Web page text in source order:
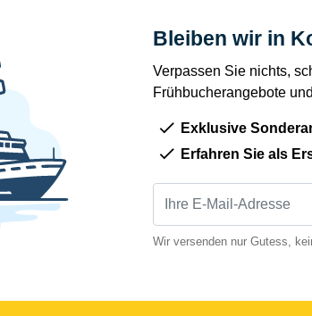
Bleiben wir in
Verpassen Sie nichts,
Frühbucherangebote
Exklusive
Erfahren Sie als
Wir versenden nur Gutess,